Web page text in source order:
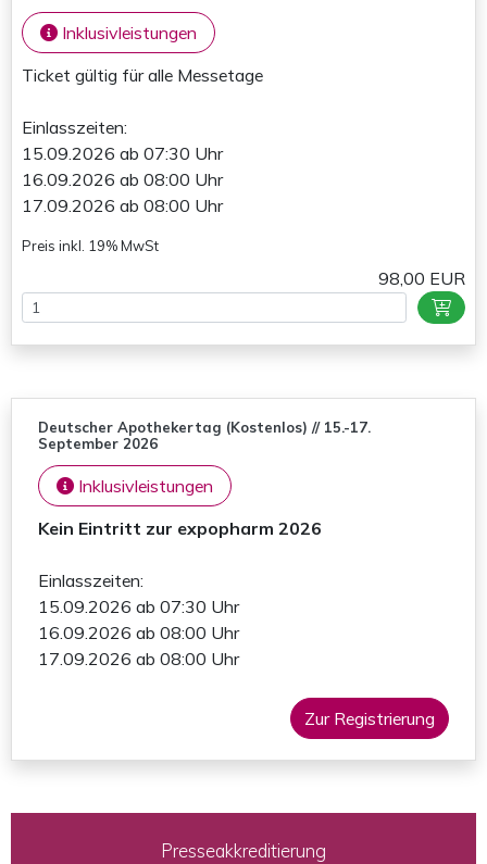
Inklusivleistungen
Ticket gültig für alle Messetage
Einlasszeiten:
15.09.2026 ab 07:30 Uhr
16.09.2026 ab 08:00 Uhr
17.09.2026 ab 08:00 Uhr
Preis inkl. 19% MwSt
98,00 EUR
Deutscher Apothekertag (Kostenlos) // 15.-17.
September 2026
Inklusivleistungen
Kein Eintritt zur expopharm 2026
Einlasszeiten:
15.09.2026 ab 07:30 Uhr
16.09.2026 ab 08:00 Uhr
17.09.2026 ab 08:00 Uhr
Zur Registrierung
Presseakkreditierung